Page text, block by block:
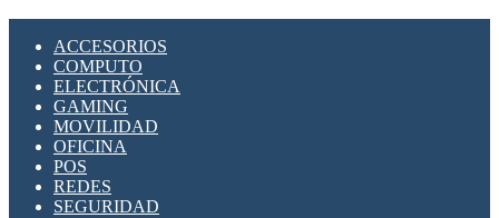
SUPRESOR DE TRANSIENTES SPDS PARA
APLICACIONES FOTOVOLTAICAS
ACCESORIOS
COMPUTO
ELECTRÓNICA
GAMING
MOVILIDAD
OFICINA
POS
REDES
SEGURIDAD